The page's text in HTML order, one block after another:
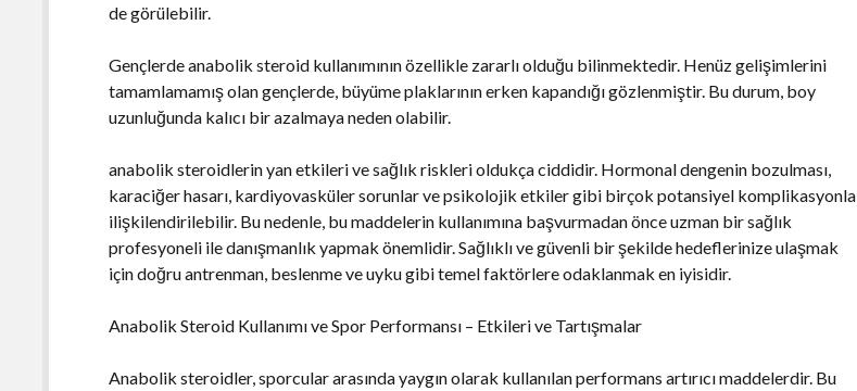
de görülebilir.
Gençlerde anabolik steroid kullanımının özellikle zararlı olduğu bilinmektedir. Henüz gelişimlerini
tamamlamamış olan gençlerde, büyüme plaklarının erken kapandığı gözlenmiştir. Bu durum, boy
uzunluğunda kalıcı bir azalmaya neden olabilir.
anabolik steroidlerin yan etkileri ve sağlık riskleri oldukça ciddidir. Hormonal dengenin bozulması,
karaciğer hasarı, kardiyovasküler sorunlar ve psikolojik etkiler gibi birçok potansiyel komplikasyonla
ilişkilendirilebilir. Bu nedenle, bu maddelerin kullanımına başvurmadan önce uzman bir sağlık
profesyoneli ile danışmanlık yapmak önemlidir. Sağlıklı ve güvenli bir şekilde hedeflerinize ulaşmak
için doğru antrenman, beslenme ve uyku gibi temel faktörlere odaklanmak en iyisidir.
Anabolik Steroid Kullanımı ve Spor Performansı – Etkileri ve Tartışmalar
Anabolik steroidler, sporcular arasında yaygın olarak kullanılan performans artırıcı maddelerdir. Bu